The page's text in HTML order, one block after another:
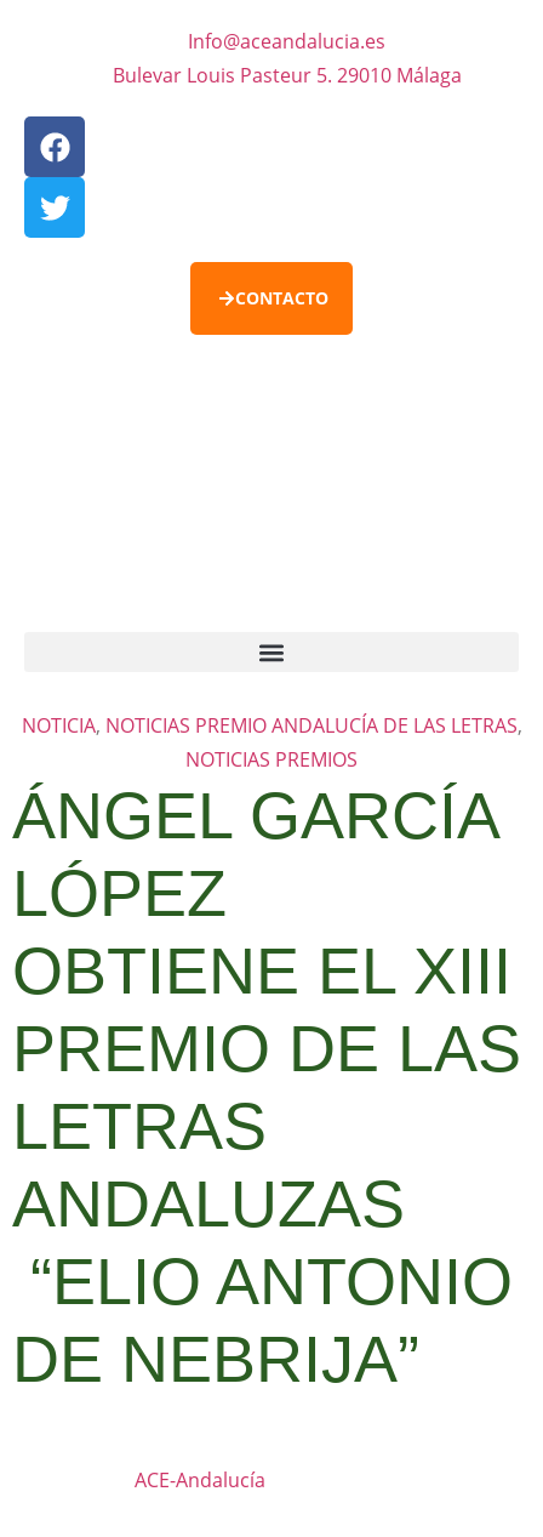
Info@aceandalucia.es
Bulevar Louis Pasteur 5. 29010 Málaga
CONTACTO
NOTICIA, NOTICIAS PREMIO ANDALUCÍA DE LAS LETRAS,
NOTICIAS PREMIOS
ÁNGEL GARCÍA
LÓPEZ
OBTIENE EL XIII
PREMIO DE LAS
LETRAS
ANDALUZAS
“ELIO ANTONIO
DE NEBRIJA”
ACE-Andalucía